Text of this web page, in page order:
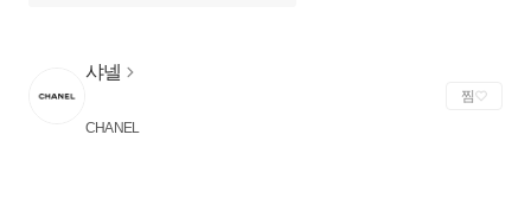
샤넬
CHANEL
찜